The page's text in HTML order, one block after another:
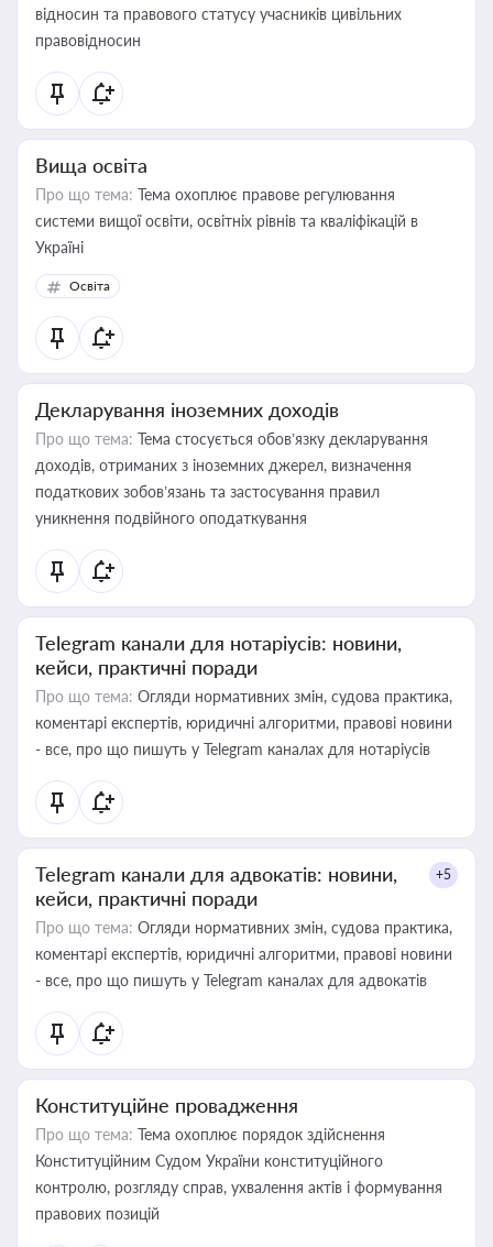
відносин та правового статусу учасників цивільних
правовідносин
Вища освіта
Про що тема: Тема охоплює правове регулювання
системи вищої освіти, освітніх рівнів та кваліфікацій в
Україні
Освіта
Декларування іноземних доходів
Про що тема: Тема стосується обов’язку декларування
доходів, отриманих з іноземних джерел, визначення
податкових зобов’язань та застосування правил
уникнення подвійного оподаткування
Telegram канали для нотаріусів: новини,
кейси, практичні поради
Про що тема: Огляди нормативних змін, судова практика,
коментарі експертів, юридичні алгоритми, правові новини
- все, про що пишуть у Telegram каналах для нотаріусів
Telegram канали для адвокатів: новини,
кейси, практичні поради
+5
Про що тема: Огляди нормативних змін, судова практика,
коментарі експертів, юридичні алгоритми, правові новини
- все, про що пишуть у Telegram каналах для адвокатів
Конституційне провадження
Про що тема: Тема охоплює порядок здійснення
Конституційним Судом України конституційного
контролю, розгляду справ, ухвалення актів і формування
правових позицій